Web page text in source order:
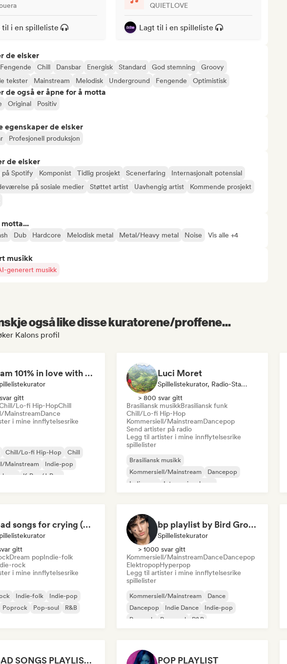
til i en spilleliste
QUIETLOVE
Lagt til i en spilleliste
de elsker
Fengende Chill Dansbar Energisk Standard God stemning
Groovy
tekster
Mainstream Melodisk Underground Fengende Optimistisk
de også er åpne for å motta
Original Positiv
egenskaper de elsker
Profesjonell produksjon
de elsker
på Spotify Komponist Tidlig prosjekt Scenerfaring
Internasjonalt potensial
på sosiale medier
Støttet artist Uavhengig artist
Kommende prosjekt
Dub Hardcore Melodisk metal Metal/Heavy metal Noise Vis alle +4
musikk
generert musikk
også like disse kuratorene/proffene...
Kalons profil
I am 101% in love with you
gitt
Lo-fi Hip-HopChill
MainstreamDance
i mine innflytelsesrike
Chill/Lo-fi Hip-Hop
Chill
Mainstream
Indie-pop
pop
K-Pop/J-Pop
Luci Moret
Spillelistekurator, Radio-Stasjon
> 800 svar gitt
Brasiliansk musikkBrasiliansk funk
Chill/Lo-fi Hip-Hop
Kommersiell/MainstreamDancepop
Send artister på radio
Legg til artister i mine innflytelsesrike
spillelister
Brasiliansk musikk
Kommersiell/Mainstream
Dancepop
Indie-pop
Internasjonal pop
Sad songs for crying (by Sweety)
gitt
Dream popIndie-folk
rock
i mine innflytelsesrike
Indie-folk
Indie-pop
Poprock Pop-soul
R&B
bp playlist by Bird Group
Spillelistekurator
> 1000 svar gitt
Kommersiell/MainstreamDanceDancepop
ElektropopHyperpop
Legg til artister i mine innflytelsesrike
spillelister
Kommersiell/Mainstream
Dance
Dancepop
Indie Dance
Indie-pop
Poprock
Pop-soul R&B
SAD SONGS PLAYLIST (for the boys) POP PLAYLIST